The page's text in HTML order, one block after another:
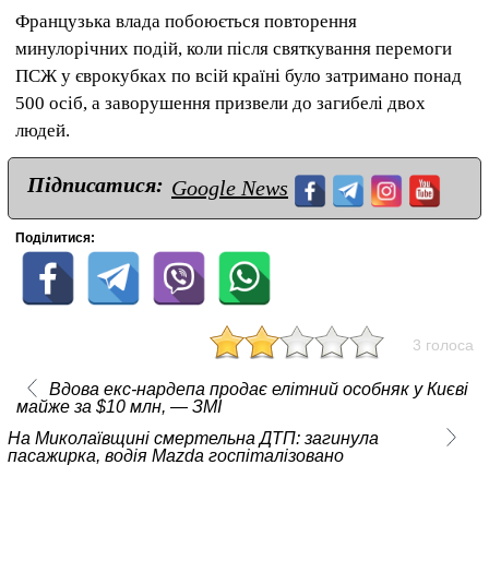
Французька влада побоюється повторення
минулорічних подій, коли після святкування перемоги
ПСЖ у єврокубках по всій країні було затримано понад
500 осіб, а заворушення призвели до загибелі двох
людей.
Підписатися: Google News
Поділитися:
3 голоса
Вдова екс-нардепа продає елітний особняк у Києві
майже за $10 млн, — ЗМІ
На Миколаївщині смертельна ДТП: загинула
пасажирка, водія Mazda госпіталізовано